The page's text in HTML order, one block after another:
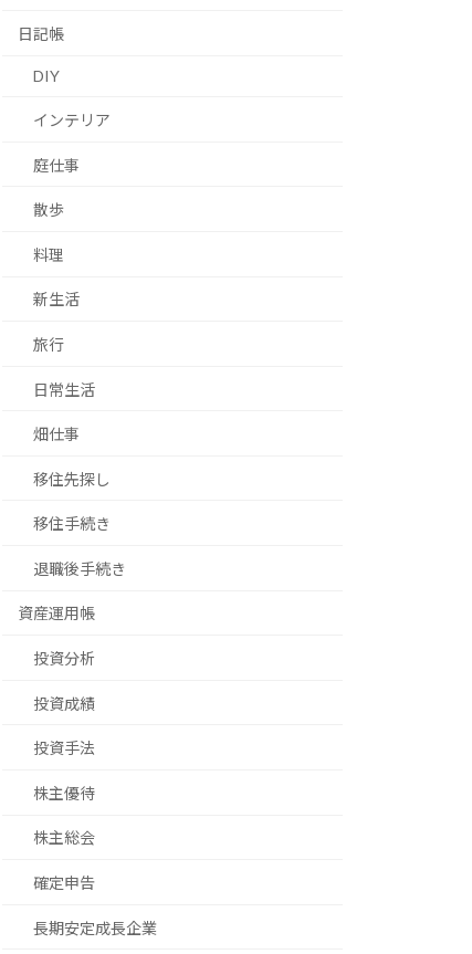
日記帳
DIY
インテリア
庭仕事
散歩
料理
新生活
旅行
日常生活
畑仕事
移住先探し
移住手続き
退職後手続き
資産運用帳
投資分析
投資成績
投資手法
株主優待
株主総会
確定申告
長期安定成長企業